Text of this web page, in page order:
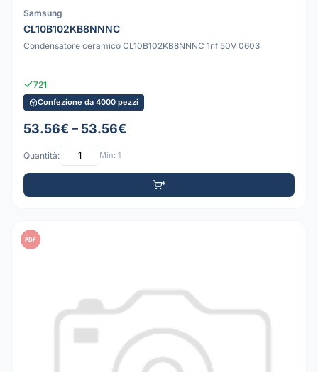
Samsung
CL10B102KB8NNNC
Condensatore ceramico CL10B102KB8NNNC 1nf 50V 0603
721
Confezione da 4000 pezzi
53.56€ – 53.56€
Quantità: Min: 1
PDF